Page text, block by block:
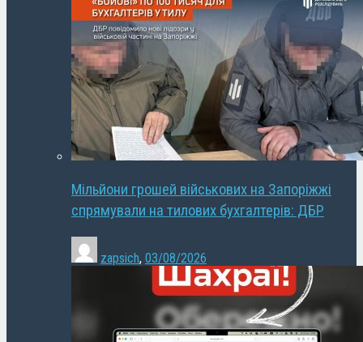
Мільйони грошей військових на Запоріжжі
спрямували на тилових бухгалтерів: ДБР
zapsich, 03/08/2026